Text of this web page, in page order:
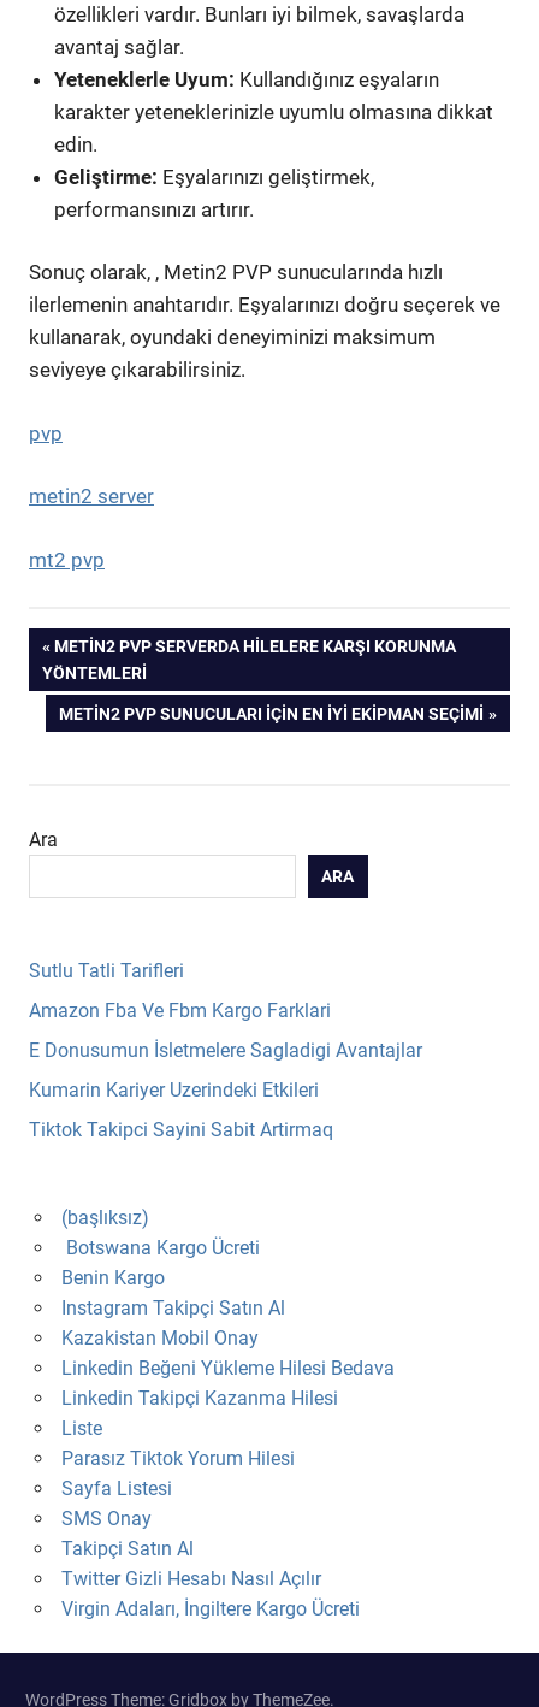
özellikleri vardır. Bunları iyi bilmek, savaşlarda
avantaj sağlar.
Yeteneklerle Uyum: Kullandığınız eşyaların
karakter yeteneklerinizle uyumlu olmasına dikkat
edin.
Geliştirme: Eşyalarınızı geliştirmek,
performansınızı artırır.
Sonuç olarak, , Metin2 PVP sunucularında hızlı
ilerlemenin anahtarıdır. Eşyalarınızı doğru seçerek ve
kullanarak, oyundaki deneyiminizi maksimum
seviyeye çıkarabilirsiniz.
pvp
metin2 server
mt2 pvp
Yazı
gezinmesi
PREVIOUS
POST:
METIN2 PVP SERVERDA HILELERE KARŞI KORUNMA
YÖNTEMLERI
NEXT
POST:
METIN2 PVP SUNUCULARI İÇIN EN İYI EKIPMAN SEÇIMI
Ara
ARA
Sutlu Tatli Tarifleri
Amazon Fba Ve Fbm Kargo Farklari
E Donusumun İsletmelere Sagladigi Avantajlar
Kumarin Kariyer Uzerindeki Etkileri
Tiktok Takipci Sayini Sabit Artirmaq
(başlıksız)
Botswana Kargo Ücreti
Benin Kargo
Instagram Takipçi Satın Al
Kazakistan Mobil Onay
Linkedin Beğeni Yükleme Hilesi Bedava
Linkedin Takipçi Kazanma Hilesi
Liste
Parasız Tiktok Yorum Hilesi
Sayfa Listesi
SMS Onay
Takipçi Satın Al
Twitter Gizli Hesabı Nasıl Açılır
Virgin Adaları, İngiltere Kargo Ücreti
WordPress Theme: Gridbox by ThemeZee.